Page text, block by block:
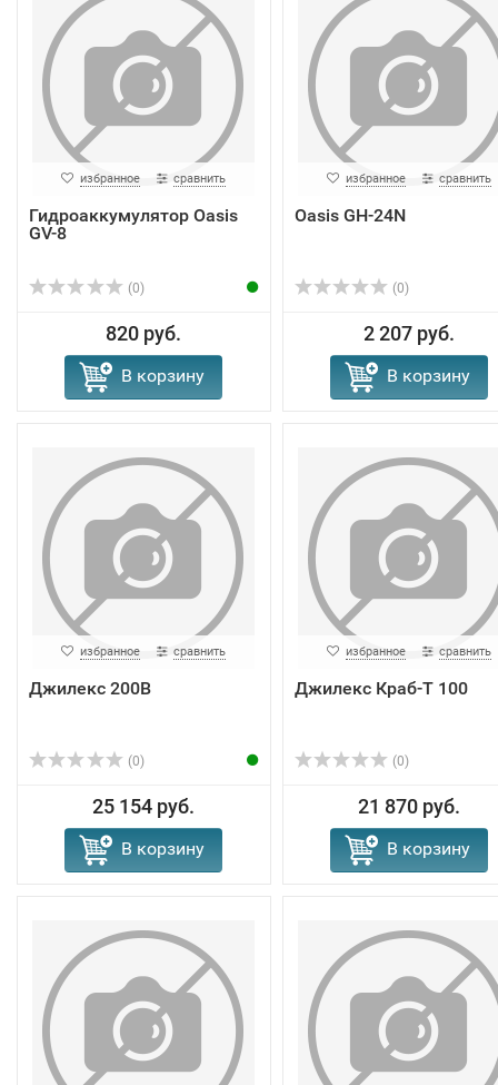
избранное сравнить
Гидроаккумулятор Oasis
GV-8
(0)
820 руб.
В корзину
избранное сравнить
Oasis GH-24N
(0)
2 207 руб.
В корзину
избранное сравнить
Джилекс 200В
(0)
25 154 руб.
В корзину
избранное сравнить
Джилекс Краб-Т 100
(0)
21 870 руб.
В корзину